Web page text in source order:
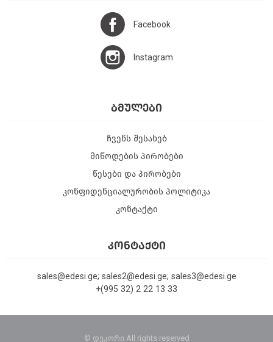
Facebook
Instagram
ᲑᲛᲣᲚᲔᲑᲘ
ჩვენს შესახებ
მიწოდების პირობები
წესები და პირობები
კონფიდენციალურობის პოლიტიკა
კონტაქტი
ᲙᲝᲜᲢᲐᲥᲢᲘ
sales@edesi.ge; sales2@edesi.ge; sales3@edesi.ge
+(995 32) 2 22 13 33
© დეკორი All rights reserved